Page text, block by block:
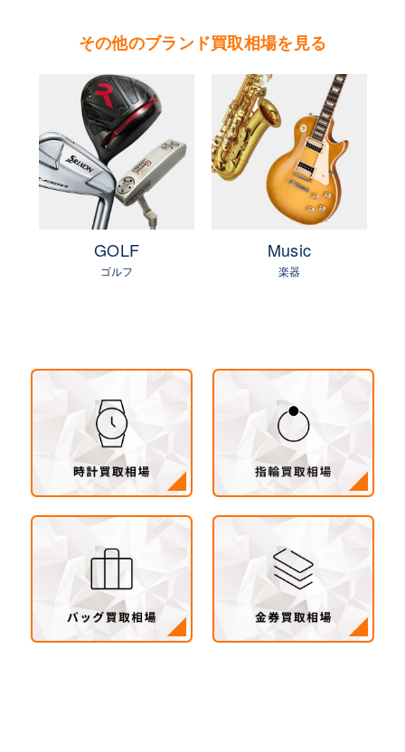
ロ、タナグラ、ポセションなどがある。
やまご質店 ピアジェの買取可能エリア
茨城県 県央地区（水戸市・ひたちなか市・茨城
町・小美玉市・笠間市・東海村・大洗町・城里
町）
茨城県 県北地区（北茨城市・高萩市・常陸太田
市・大子町・日立市・常陸大宮市）
茨城県 鹿行地区（鉾田市・行方市・鹿嶋市・石
市・龍ヶ崎市・取手市・利根町・河内町・つくば
みらい市・守谷市）
茨城県 県西地区（桜川市・筑西市・下妻市・常
総市・坂東市・結城市・古川市・境町・五霞町）
その他のブランド買取相場を見る
GOLF
ゴルフ
Music
楽器